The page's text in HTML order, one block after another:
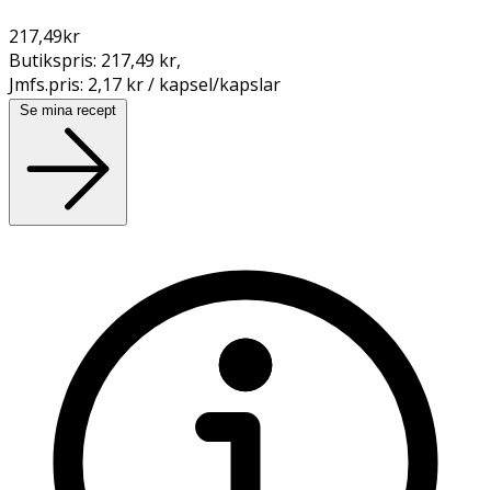
217,49kr
Butikspris: 217,49 kr,
Jmfs.pris: 2,17 kr / kapsel/kapslar
Se mina recept